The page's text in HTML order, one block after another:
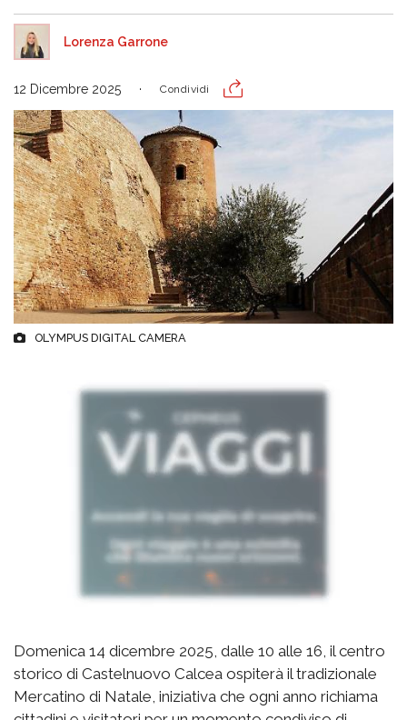
Lorenza Garrone
12 Dicembre 2025 Condividi
OLYMPUS DIGITAL CAMERA
Domenica 14 dicembre 2025, dalle 10 alle 16, il centro
storico di Castelnuovo Calcea ospiterà il tradizionale
Mercatino di Natale, iniziativa che ogni anno richiama